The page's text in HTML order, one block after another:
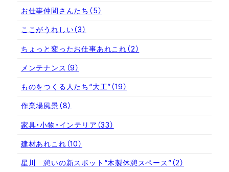
お仕事仲間さんたち （5）
ここがうれしい（3）
ちょっと変ったお仕事あれこれ（2）
メンテナンス （9）
ものをつくる人たち“大工”（19）
作業場風景（8）
家具・小物・インテリア （33）
建材あれこれ（10）
星川 憩いの新スポット“木製休憩スペース”（2）